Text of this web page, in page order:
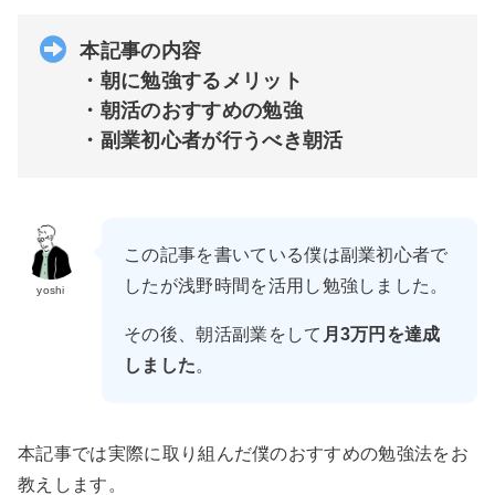
本記事の内容
・朝に勉強するメリット
・朝活のおすすめの勉強
・副業初心者が行うべき朝活
yoshi
この記事を書いている僕は副業初心者で
したが浅野時間を活用し勉強しました。
その後、朝活副業をして 月3万円を達成
しました。
本記事では実際に取り組んだ僕のおすすめの勉強法をお
教えします。